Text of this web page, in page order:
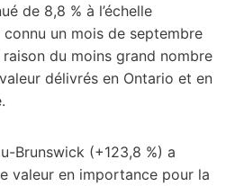
de 8,8 % à l’échelle
un mois de septembre
du moins grand nombre
délivrés en Ontario et en
Brunswick (+123,8 %) a
valeur en importance pour la